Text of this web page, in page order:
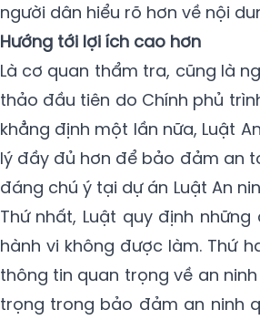
người dân hiểu rõ hơn về nội
Hướng tới lợi ích cao hơn
Là cơ quan thẩm tra, cũng là
thảo đầu tiên do Chính phủ
khẳng định một lần nữa, Luật
lý đầy đủ hơn để bảo đảm an
đáng chú ý tại dự án Luật An
Thứ nhất, Luật quy định
hành vi không được làm. Thứ
thông tin quan trọng về an
trọng trong bảo đảm an ninh